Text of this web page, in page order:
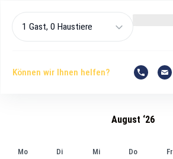
1 Gast, 0 Haustiere
Können wir Ihnen helfen?
August ‘26
Mo Di Mi Do Fr